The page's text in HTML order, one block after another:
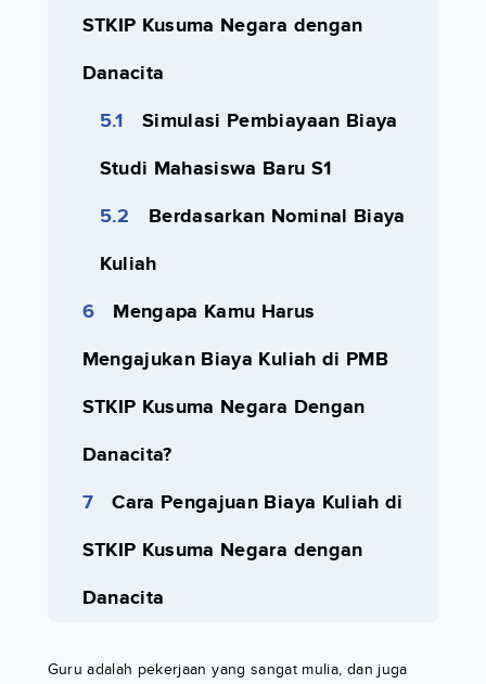
STKIP Kusuma Negara dengan
Danacita
Simulasi Pembiayaan Biaya
Studi Mahasiswa Baru S1
Berdasarkan Nominal Biaya
Kuliah
Mengapa Kamu Harus
Mengajukan Biaya Kuliah di PMB
STKIP Kusuma Negara Dengan
Danacita?
Cara Pengajuan Biaya Kuliah di
STKIP Kusuma Negara dengan
Danacita
Guru adalah pekerjaan yang sangat mulia, dan juga